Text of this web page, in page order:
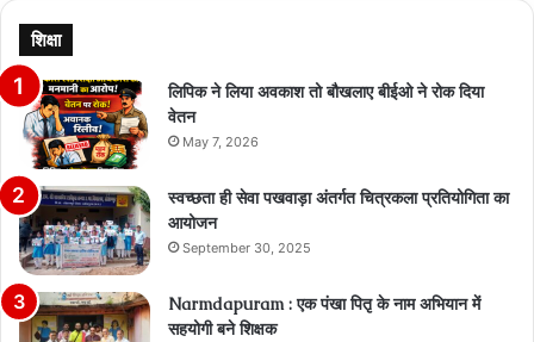
शिक्षा
लिपिक ने लिया अवकाश तो बौखलाए बीईओ ने रोक दिया
वेतन
May 7, 2026
स्वच्छता ही सेवा पखवाड़ा अंतर्गत चित्रकला प्रतियोगिता का
आयोजन
September 30, 2025
Narmdapuram : एक पंखा पितृ के नाम अभियान में
सहयोगी बने शिक्षक